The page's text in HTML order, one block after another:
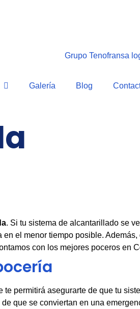
Galería Blog
. Si tu sistema de alcantarillado se
el menor tiempo posible. Además,
con los mejores poceros en
te permitirá asegurarte de que tu
que se conviertan en una